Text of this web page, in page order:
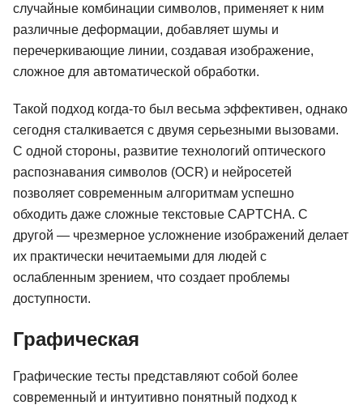
случайные комбинации символов, применяет к ним
различные деформации, добавляет шумы и
перечеркивающие линии, создавая изображение,
сложное для автоматической обработки.
Такой подход когда-то был весьма эффективен, однако
сегодня сталкивается с двумя серьезными вызовами.
С одной стороны, развитие технологий оптического
распознавания символов (OCR) и нейросетей
позволяет современным алгоритмам успешно
обходить даже сложные текстовые CAPTCHA. С
другой — чрезмерное усложнение изображений делает
их практически нечитаемыми для людей с
ослабленным зрением, что создает проблемы
доступности.
Графическая
Графические тесты представляют собой более
современный и интуитивно понятный подход к